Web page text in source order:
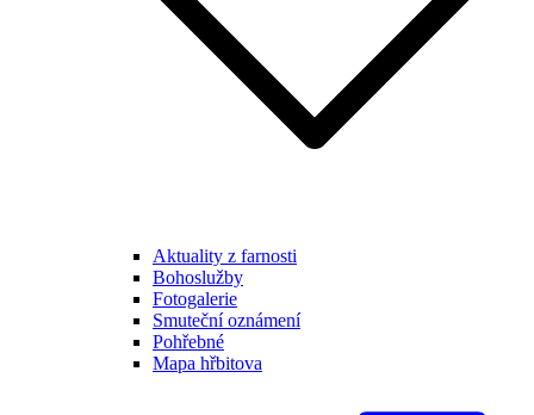
Aktuality z farnosti
Bohoslužby
Fotogalerie
Smuteční oznámení
Pohřebné
Mapa hřbitova